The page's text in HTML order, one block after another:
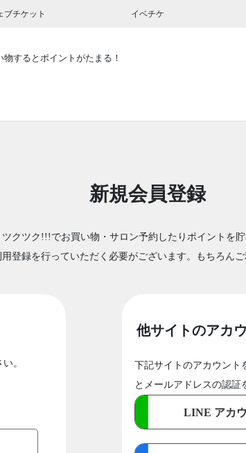
ブチケット イベチケ
物するとポイントがたまる！
新規会員登録
ツクツク!!!でお買い物・サロン予約したりポイントを貯
登録を行っていただく必要がございます。もちろんご
。
他サイトのアカ
下記サイトのアカウント
とメールアドレスの認証
LINE アカ